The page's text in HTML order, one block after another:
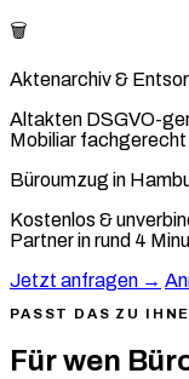
🗑️
Aktenarchiv &
Altakten DSGVO-
Mobiliar
Büroumzug in
Kostenlos &
Partner in rund 4
Jetzt anfragen →
PASST DAS ZU
Für wen